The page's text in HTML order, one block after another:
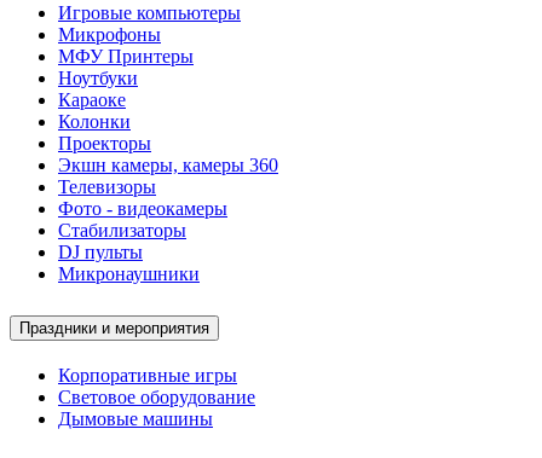
Игровые компьютеры
Микрофоны
МФУ Принтеры
Ноутбуки
Караоке
Колонки
Проекторы
Экшн камеры, камеры 360
Телевизоры
Фото - видеокамеры
Стабилизаторы
DJ пульты
Микронаушники
Праздники и мероприятия
Корпоративные игры
Световое оборудование
Дымовые машины